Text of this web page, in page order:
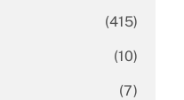
(415)
(10)
(7)